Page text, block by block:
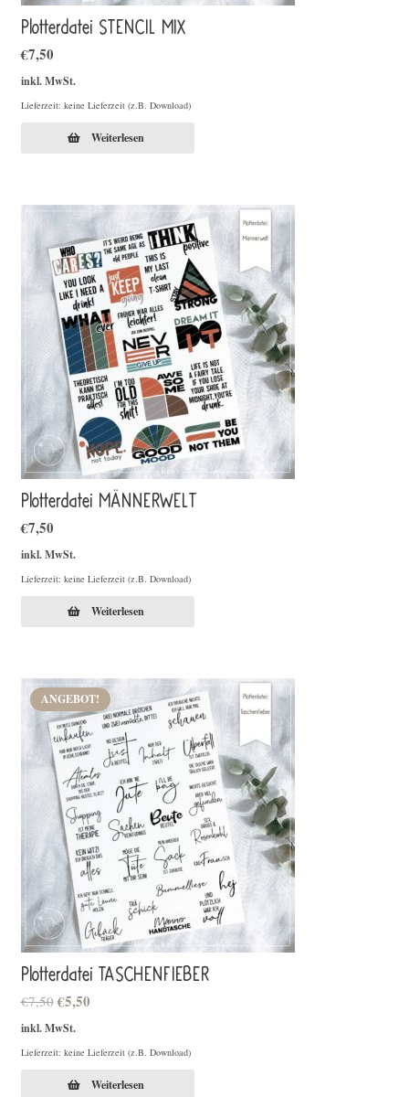
Plotterdatei STENCIL MIX
€7,50
inkl. MwSt.
Lieferzeit: keine Lieferzeit (z.B. Download)
Weiterlesen
Plotterdatei MÄNNERWELT
€7,50
inkl. MwSt.
Lieferzeit: keine Lieferzeit (z.B. Download)
Weiterlesen
ANGEBOT!
Plotterdatei TASCHENFIEBER
€7,50Ursprünglicher
Preis
war:
€5,50Aktueller
ist:
inkl. MwSt.
Lieferzeit: keine Lieferzeit (z.B. Download)
Weiterlesen